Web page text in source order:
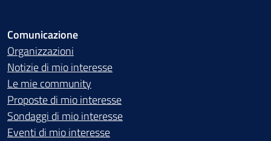
Comunicazione
Organizzazioni
Notizie di mio interesse
Le mie community
Proposte di mio interesse
Sondaggi di mio interesse
Eventi di mio interesse